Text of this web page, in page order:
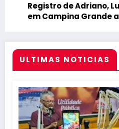
Registro de Adriano,
em Campina Grande
ULTIMAS NOTICIAS